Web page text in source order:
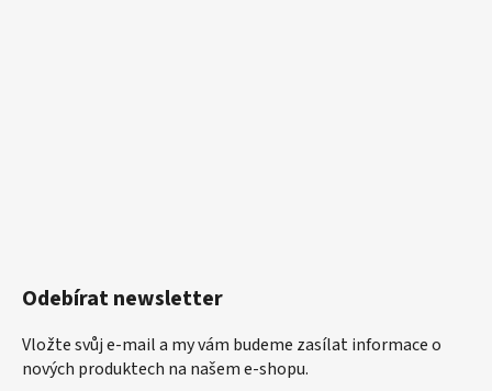
Odebírat newsletter
Vložte svůj e-mail a my vám budeme zasílat informace o
nových produktech na našem e-shopu.